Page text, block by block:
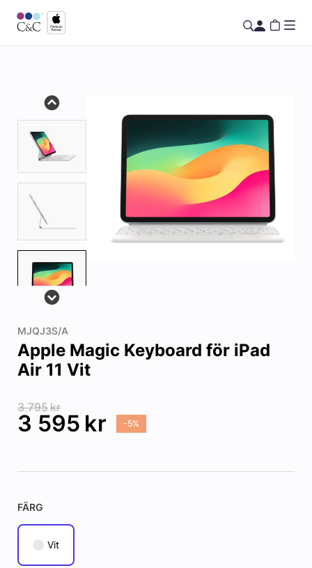
MJQJ3S/A
Apple Magic Keyboard för iPad
Air 11 Vit
3 795kr
3 595 kr -5%
FÄRG
Vit